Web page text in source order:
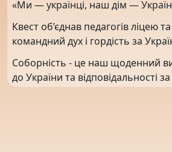
«Ми — українці, наш дім —
Квест об’єднав педагогів ліцею
командний дух і гордість за
Соборність - це наш щоденний
до України та відповідальності